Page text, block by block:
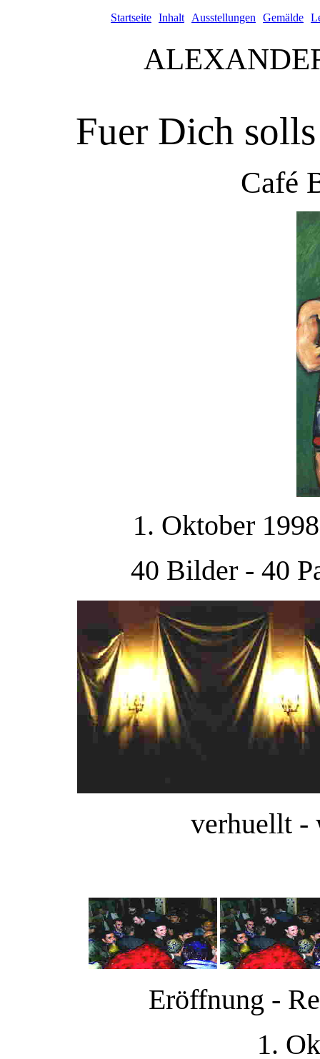
Startseite Inhalt Ausstellungen Gemälde
Fuer Dich
Café
1. Oktober
40 Bilder - 40
verhuellt -
Eröffnung -
1.